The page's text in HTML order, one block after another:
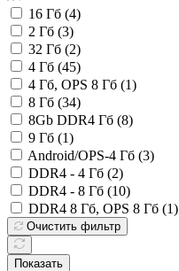
16 Гб (4)
2 Гб (3)
32 Гб (2)
4 Гб (45)
4 Гб, OPS 8 Гб (1)
8 Гб (34)
8Gb DDR4 Гб (8)
9 Гб (1)
Android/OPS-4 Гб (3)
DDR4 - 4 Гб (2)
DDR4 - 8 Гб (10)
DDR4 8 Гб, OPS 8 Гб (1)
Очистить фильтр
Показать